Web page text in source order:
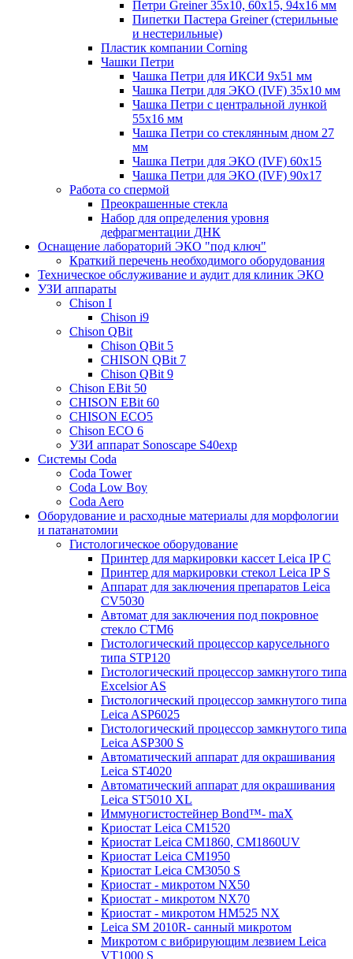
Петри Greiner 35х10, 60х15, 94х16 мм
Пипетки Пастера Greiner (стерильные
и нестерильные)
Пластик компании Corning
Чашки Петри
Чашка Петри для ИКСИ 9x51 мм
Чашка Петри для ЭКО (IVF) 35x10 мм
Чашка Петри с центральной лункой
55x16 мм
Чашка Петри со стеклянным дном 27
мм
Чашка Петри для ЭКО (IVF) 60х15
Чашка Петри для ЭКО (IVF) 90х17
Работа со спермой
Преокрашенные стекла
Набор для определения уровня
дефрагментации ДНК
Оснащение лабораторий ЭКО "под ключ"
Краткий перечень необходимого оборудования
Техническое обслуживание и аудит для клиник ЭКО
УЗИ аппараты
Chison I
Chison i9
Chison QBit
Chison QBit 5
CHISON QBit 7
Chison QBit 9
Chison EBit 50
CHISON EBit 60
CHISON ECO5
Chison ECO 6
УЗИ аппарат Sonoscape S40exp
Системы Coda
Coda Tower
Coda Low Boy
Coda Aero
Оборудование и расходные материалы для морфологии
и патанатомии
Гистологическое оборудование
Принтер для маркировки кассет Leica IP C
Принтер для маркировки стекол Leica IP S
Аппарат для заключения препаратов Leica
CV5030
Автомат для заключения под покровное
стекло CTM6
Гистологический процессор карусельного
типа STP120
Гистологический процессор замкнутого типа
Excelsior AS
Гистологический процессор замкнутого типа
Leica ASP6025
Гистологический процессор замкнутого типа
Leica ASP300 S
Автоматический аппарат для окрашивания
Leica ST4020
Автоматический аппарат для окрашивания
Leica ST5010 XL
Иммуногистостейнер Bond™- maX
Криостат Leica CM1520
Криостат Leica CM1860, CM1860UV
Криостат Leica CM1950
Криостат Leica CM3050 S
Криостат - микротом NX50
Криостат - микротом NX70
Криостат - микротом HM525 NX
Leica SM 2010R- санный микротом
Микротом с вибрирующим лезвием Leica
VT1000 S